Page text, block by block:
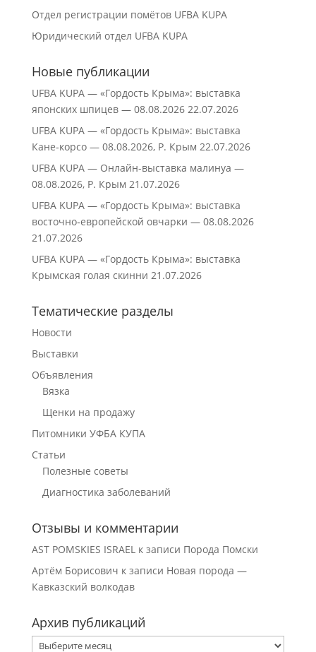
Отдел регистрации помётов UFBA KUPA
Юридический отдел UFBA KUPA
Новые публикации
UFBA KUPA — «Гордость Крыма»: выставка
японских шпицев — 08.08.2026 22.07.2026
UFBA KUPA — «Гордость Крыма»: выставка
Кане‑корсо — 08.08.2026, Р. Крым 22.07.2026
UFBA KUPA — Онлайн-выставка малинуа —
08.08.2026, Р. Крым 21.07.2026
UFBA KUPA — «Гордость Крыма»: выставка
восточно‑европейской овчарки — 08.08.2026
21.07.2026
UFBA KUPA — «Гордость Крыма»: выставка
Крымская голая скинни 21.07.2026
Тематические разделы
Новости
Выставки
Объявления
Вязка
Щенки на продажу
Питомники УФБА КУПА
Статьи
Полезные советы
Диагностика заболеваний
Отзывы и комментарии
AST POMSKIES ISRAELк записи Порода Помски
Артём Борисович к записи Новая порода —
Кавказский волкодав
Архив публикаций
Архив